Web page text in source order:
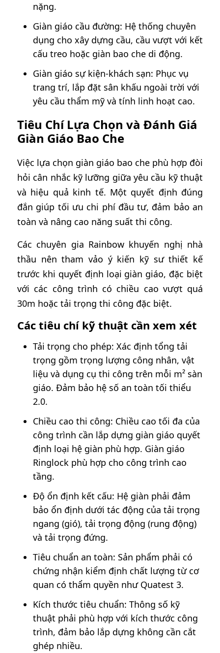
nặng.
Giàn giáo cầu đường: Hệ thống chuyên
dụng cho xây dựng cầu, cầu vượt với kết
cấu treo hoặc giàn bao che di động.
Giàn giáo sự kiện-khách sạn: Phục vụ
trang trí, lắp đặt sân khấu ngoài trời với
yêu cầu thẩm mỹ và tính linh hoạt cao.
Tiêu Chí Lựa Chọn và Đánh Giá
Giàn Giáo Bao Che
Việc lựa chọn giàn giáo bao che phù hợp đòi
hỏi cân nhắc kỹ lưỡng giữa yêu cầu kỹ thuật
và hiệu quả kinh tế. Một quyết định đúng
đắn giúp tối ưu chi phí đầu tư, đảm bảo an
toàn và nâng cao năng suất thi công.
Các chuyên gia Rainbow khuyến nghị nhà
thầu nên tham vảo ý kiến kỹ sư thiết kế
trước khi quyết định loại giàn giáo, đặc biệt
với các công trình có chiều cao vượt quá
30m hoặc tải trọng thi công đặc biệt.
Các tiêu chí kỹ thuật cần xem xét
Tải trọng cho phép: Xác định tổng tải
trọng gồm trọng lượng công nhân, vật
liệu và dụng cụ thi công trên mỗi m² sàn
giáo. Đảm bảo hệ số an toàn tối thiểu
2.0.
Chiều cao thi công: Chiều cao tối đa của
công trình cần lắp dựng giàn giáo quyết
định loại hệ giàn phù hợp. Giàn giáo
Ringlock phù hợp cho công trình cao
tầng.
Độ ổn định kết cấu: Hệ giàn phải đảm
bảo ổn định dưới tác động của tải trọng
ngang (gió), tải trọng động (rung động)
và tải trọng đứng.
Tiêu chuẩn an toàn: Sản phẩm phải có
chứng nhận kiểm định chất lượng từ cơ
quan có thẩm quyền như Quatest 3.
Kích thước tiêu chuẩn: Thông số kỹ
thuật phải phù hợp với kích thước công
trình, đảm bảo lắp dựng không cần cắt
ghép nhiều.